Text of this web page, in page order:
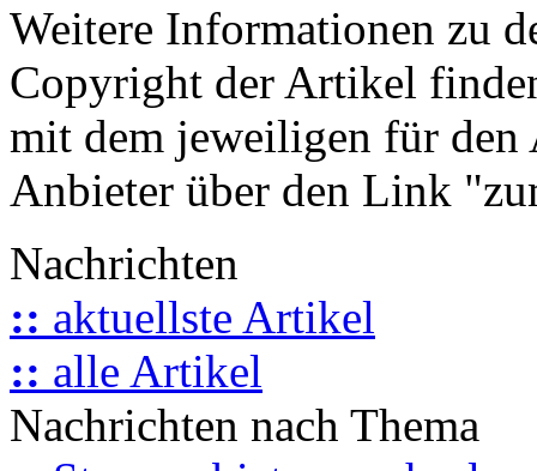
Weitere Informationen zu
Copyright der Artikel
mit dem jeweiligen für
Anbieter über den Link
Nachrichten
:: aktuellste Artikel
:: alle Artikel
Nachrichten nach Thema